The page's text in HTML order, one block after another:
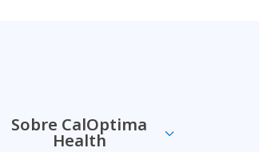
Sobre CalOptima
Health